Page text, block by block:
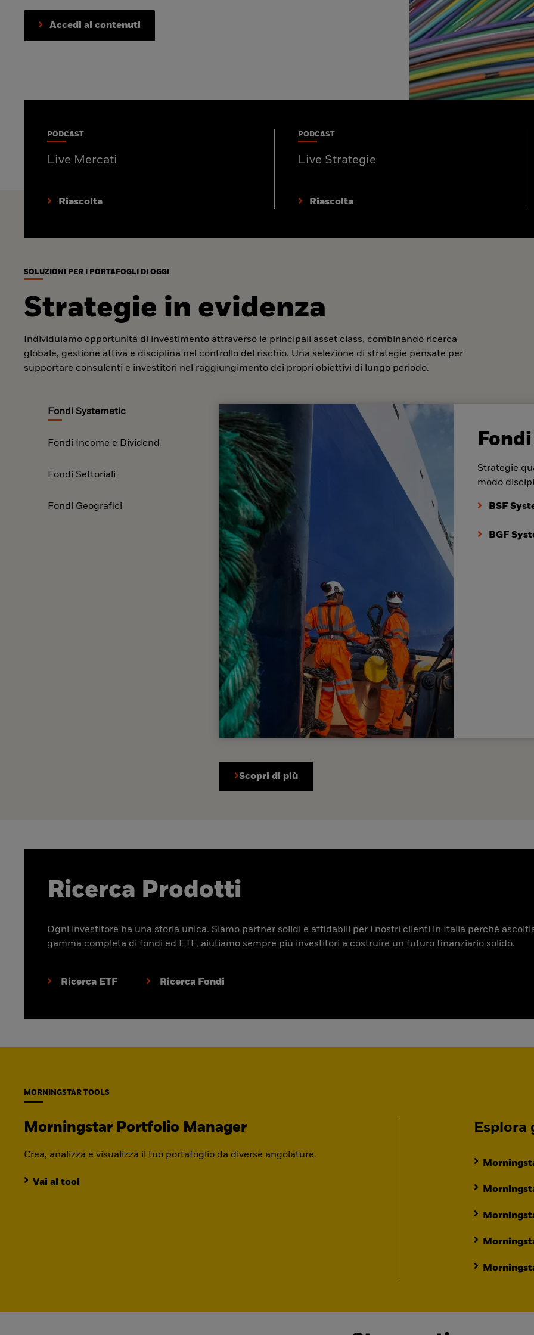
Accedi ai contenuti
PODCAST
Live Mercati
Riascolta
PODCAST
Live Strategie
Riascolta
SOLUZIONI PER I PORTAFOGLI DI OGGI
Strategie in evidenza
Individuiamo opportunità di investimento attraverso le principali asset class, combinando ricerca
globale, gestione attiva e disciplina nel controllo del rischio. Una selezione di strategie pensate per
supportare consulenti e investitori nel raggiungimento dei propri obiettivi di lungo periodo.
Fondi Systematic
Fondi Income e Dividend
Fondi Settoriali
Fondi Geografici
Strategie
modo
BSF
BGF
Scopri di più
Ricerca Prodotti
Ogni investitore ha una storia unica. Siamo partner solidi e affidabili per i nostri clienti in Italia perché
gamma completa di fondi ed ETF, aiutiamo sempre più investitori a costruire un futuro finanziario solido.
Ricerca ETF Ricerca Fondi
MORNINGSTAR TOOLS
Morningstar Portfolio Manager
Crea, analizza e visualizza il tuo portafoglio da diverse angolature.
Vai al tool
Esplora